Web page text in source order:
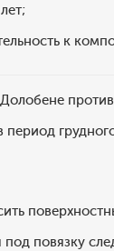
к
повязку